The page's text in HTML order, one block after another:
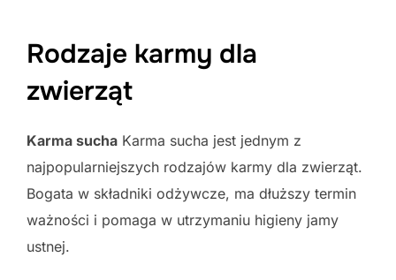
Rodzaje karmy dla
zwierząt
Karma sucha Karma sucha jest jednym z
najpopularniejszych rodzajów karmy dla zwierząt.
Bogata w składniki odżywcze, ma dłuższy termin
ważności i pomaga w utrzymaniu higieny jamy
ustnej.